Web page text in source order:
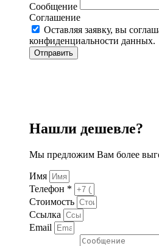
Сообщение
Соглашение
Оставляя заявку, вы
конфиденциальности данных.
Отправить
Нашли дешевле?
Мы предложим Вам более
Имя
Телефон *
Стоимость
Ссылка
Email